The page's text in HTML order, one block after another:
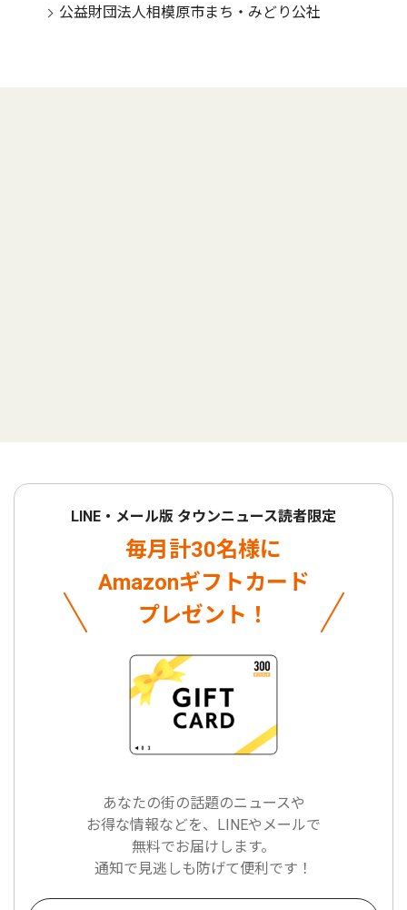
公益財団法人相模原市まち・みどり公社
LINE・メール版 タウンニュース読者限定
毎月計30名様に
Amazonギフトカード
プレゼント！
あなたの街の話題のニュースや
お得な情報などを、LINEやメールで
無料でお届けします。
通知で見逃しも防げて便利です！